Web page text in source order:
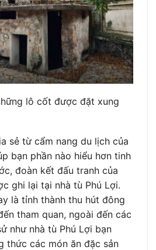
lô cốt được đặt xung
sẻ từ cẩm nang du lịch của
bạn phần nào hiểu hơn tinh
đoàn kết đấu tranh của
ghi lại tại nhà tù Phú Lợi.
là tỉnh thành thu hút đông
tham quan, ngoài đến các
như nhà tù Phú Lợi bạn
thức các món ăn đặc sản